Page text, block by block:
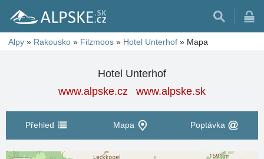
Alpy » Rakousko » Filzmoos » Hotel Unterhof » Mapa
Hotel Unterhof
www.alpske.cz
www.alpske.sk
Přehled Mapa Poptávka